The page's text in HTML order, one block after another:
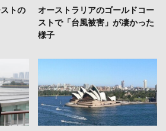
トの
オーストラリアのゴールドコー
ストで「台風被害」が凄かった
様子